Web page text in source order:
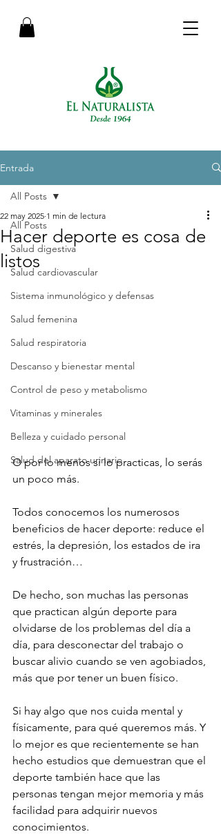
Entrada
All Posts
Salud digestiva
Salud cardiovascular
Sistema inmunológico y defensas
Salud femenina
Salud respiratoria
Descanso y bienestar mental
Control de peso y metabolismo
Vitaminas y minerales
Belleza y cuidado personal
Salud del aparato urinario
All Posts
Hacer deporte es cosa de
listos
22 may 2025 1 min de lectura
O por lo menos si lo practicas, lo serás
un poco más.
Todos conocemos los numerosos
beneficios de hacer deporte: reduce el
estrés, la depresión, los estados de ira
y frustración…
De hecho, son muchas las personas
que practican algún deporte para
olvidarse de los problemas del día a
día, para desconectar del trabajo o
buscar alivio cuando se ven agobiados,
más que por tener un buen físico.
Si hay algo que nos cuida mental y
físicamente, para qué queremos más. Y
lo mejor es que recientemente se han
hecho estudios que demuestran que el
deporte también hace que las
personas tengan mejor memoria y más
facilidad para adquirir nuevos
conocimientos.